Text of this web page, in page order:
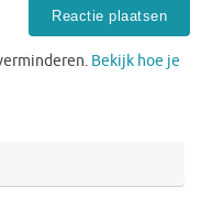
Bekijk hoe je